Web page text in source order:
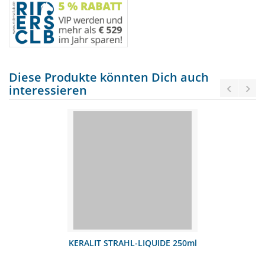
Diese Produkte könnten Dich auch
interessieren
KERALIT STRAHL-LIQUIDE 250ml